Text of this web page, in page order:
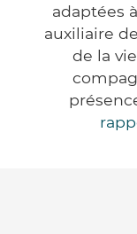
adaptées
auxiliaire
de la